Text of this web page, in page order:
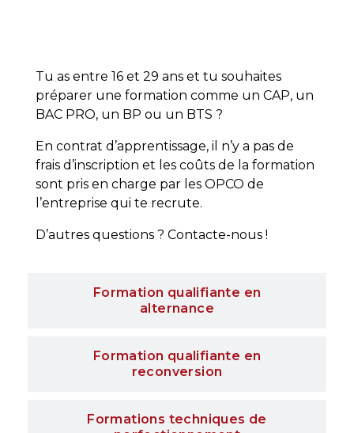
Formation qualifiante en
alternance
Formation qualifiante en
reconversion
Formations techniques de
Tu as entre 16 et 29 ans et tu souhaites
préparer une formation comme un CAP, un
BAC PRO, un BP ou un BTS ?
En contrat d’apprentissage, il n’y a pas de
frais d’inscription et les coûts de la formation
sont pris en charge par les OPCO de
l’entreprise qui te recrute.
D’autres questions ? Contacte-nous !